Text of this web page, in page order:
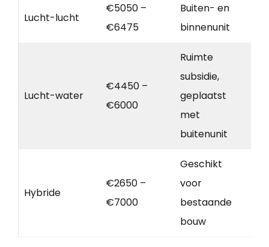
Lucht-lucht
€5050 –
€6475
Buiten- en
binnenunit
Lucht-water
€4450 –
€6000
Ruimte
subsidie,
geplaatst
met
buitenunit
Hybride
€2650 –
€7000
Geschikt
voor
bestaande
bouw